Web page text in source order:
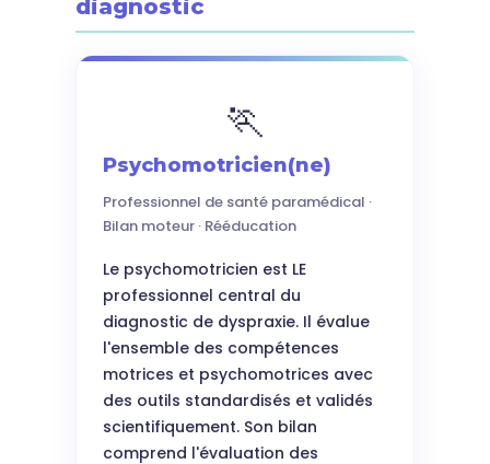
diagnostic
🏃
Psychomotricien(ne)
Professionnel de santé paramédical ·
Bilan moteur · Rééducation
Le psychomotricien est LE
professionnel central du
diagnostic de dyspraxie. Il évalue
l'ensemble des compétences
motrices et psychomotrices avec
des outils standardisés et validés
scientifiquement. Son bilan
comprend l'évaluation des